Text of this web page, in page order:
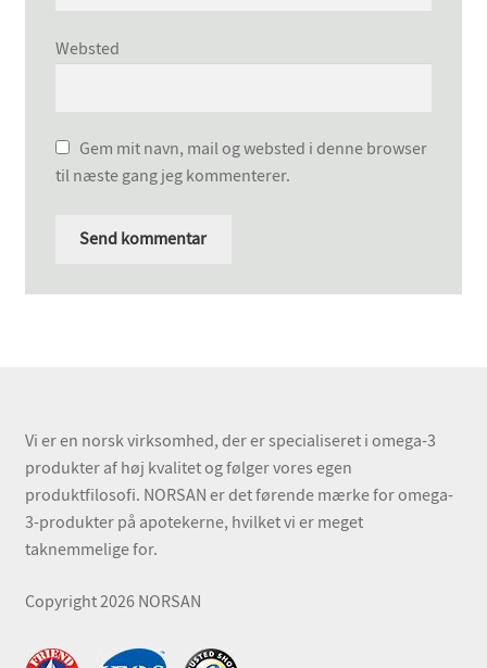
Websted
Gem mit navn, mail og websted i denne browser
til næste gang jeg kommenterer.
Vi er en norsk virksomhed, der er specialiseret i omega-3
produkter af høj kvalitet og følger vores egen
produktfilosofi. NORSAN er det førende mærke for omega-
3-produkter på apotekerne, hvilket vi er meget
taknemmelige for.
Copyright 2026 NORSAN